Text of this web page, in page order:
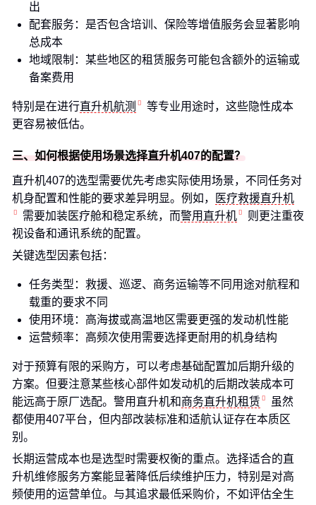
出
配套服务：是否包含培训、保险等增值服务会显著影响
总成本
地域限制：某些地区的租赁服务可能包含额外的运输或
备案费用
特别是在进行直升机航测
等专业用途时，这些隐性成本
更容易被低估。
三、如何根据使用场景选择直升机407的配置？
直升机407的选型需要优先考虑实际使用场景，不同任务对
机身配置和性能的要求差异明显。例如，
医疗救援直升机
需要加装医疗舱和稳定系统，而警用直升机
则更注重夜
视设备和通讯系统的配置。
关键选型因素包括：
任务类型：救援、巡逻、商务运输等不同用途对航程和
载重的要求不同
使用环境：高海拔或高温地区需要更强的发动机性能
运营频率：高频次使用需要选择更耐用的机身结构
对于预算有限的采购方，可以考虑基础配置加后期升级的
方案。但要注意某些核心部件如发动机的后期改装成本可
能远高于原厂选配。警用直升机和商务直升机租赁
虽然
都使用407平台，但内部改装标准和适航认证存在本质区
别。
长期运营成本也是选型时需要权衡的重点。选择适合的直
升机维修服务方案能显著降低后续维护压力，特别是对高
频使用的运营单位。与其追求最低采购价，不如评估全生